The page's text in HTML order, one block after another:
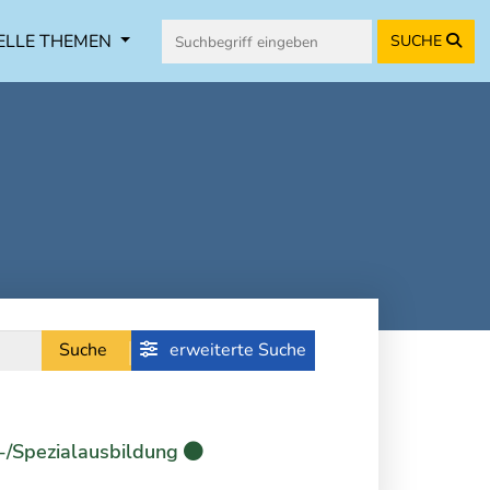
THEMEN SUCHE
Suche erweiterte Suche
Spezialausbildung